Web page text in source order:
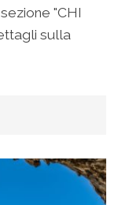
"CHI
sulla